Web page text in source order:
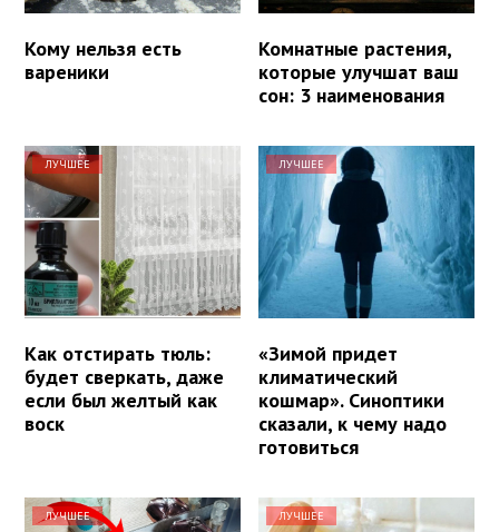
Кому нельзя есть
вареники
Комнатные растения,
которые улучшат ваш
сон: 3 наименования
ЛУЧШЕЕ
Как отстирать тюль:
будет сверкать, даже
если был желтый как
воск
ЛУЧШЕЕ
«Зимой придет
климатический
кошмар». Синоптики
сказали, к чему надо
готовиться
ЛУЧШЕЕ ЛУЧШЕЕ